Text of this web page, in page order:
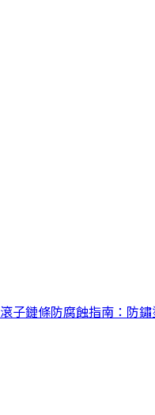
滾子鏈條防腐蝕指南：防